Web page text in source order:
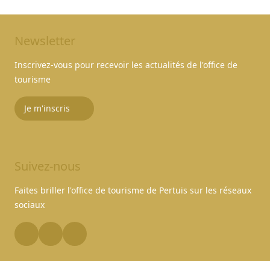
Newsletter
Inscrivez-vous pour recevoir les actualités de l'office de
tourisme
Je m'inscris
Suivez-nous
Faites briller l'office de tourisme de Pertuis sur les réseaux
sociaux